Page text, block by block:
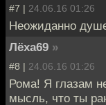
#7 | 24.06.16 01:26
Неожиданно
Лёха69 »
#8 | 24.06.16 01:26
Рома! Я глазам
мысль, что ты